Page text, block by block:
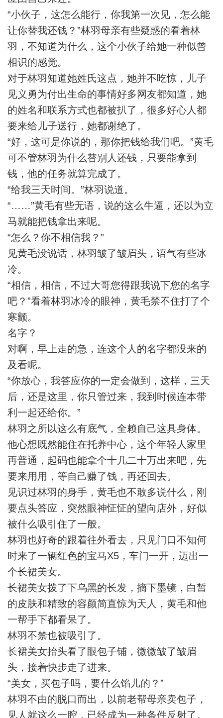
“小伙子，这怎么能行，你我第一次见，怎么能
让你替我还钱？”林羽母亲有些疑惑的看着林
羽，不知道为什么，这个小伙子给她一种似曾
相识的感觉。
对于林羽知道她姓氏这点，她并不吃惊，儿子
见义勇为付出生命的事情好多网友都知道，她
的姓名和联系方式也都被扒了，很多好心人都
要来给儿子送行，她都谢绝了。
“好，这可是你说的，那你把钱给我们吧。”黄毛
可不管林羽为什么替别人还钱，只要能拿到
钱，他的任务就算完成了。
“给我三天时间。”林羽说道。
“……”黄毛有些无语，说的这么牛逼，还以为立
马就能把钱拿出来呢。
“怎么？你不相信我？”
见黄毛没说话，林羽皱了皱眉头，语气有些冰
冷。
“相信，相信，不过大哥您得跟我说下您的名字
吧？”看着林羽冰冷的眼神，黄毛禁不住打了个
寒颤。
名字？
对啊，早上走的急，连这个人的名字都没来的
及看呢。
“你放心，我答应你的一定会做到，这样，三天
后，还是这里，你只管过来，我到时候连本带
利一起还给你。”
林羽之所以这么有底气，全赖自己这具身体。
他心想既然能住在托养中心，这个年轻人家里
再普通，起码也能拿个十几二十万出来吧，先
要来用用，等自己赚了钱，再还回去。
见识过林羽的身手，黄毛也不敢多说什么，刚
要点头答应，突然眼神怔怔的望向店外，好似
被什么吸引住了一般。
林羽也好奇的跟着往外看去，只见门口不知何
时来了一辆红色的宝马X5，车门一开，迈出一
个长裙美女。
长裙美女拨了下乌黑的长发，摘下墨镜，白皙
的皮肤和精致的容颜简直惊为天人，黄毛和他
一帮手下都看呆了。
林羽不禁也被吸引了。
长裙美女抬头看了眼包子铺，微微皱了皱眉
头，接着快步走了进来。
“美女，买包子吗，要什么馅儿的？”
林羽不由的脱口而出，以前老帮母亲卖包子，
见人就这么一腔，已经成为一种条件反射了。